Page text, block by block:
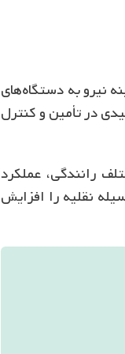
نیرو به دستگاه‌های
در تأمین و کنترل
رانندگی، عملکرد
نقلیه را افزایش